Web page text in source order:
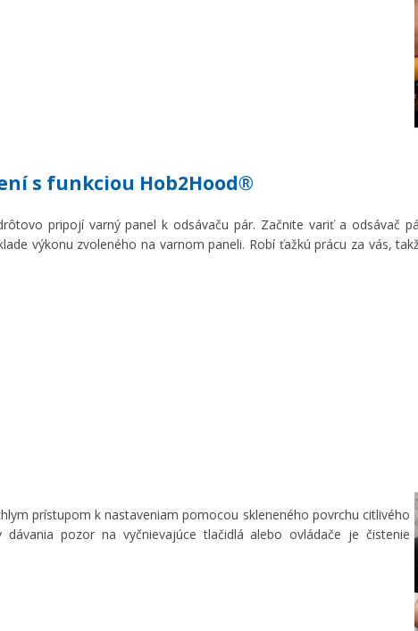
s funkciou Hob2Hood®
pripojí varný panel k odsávaču pár. Začnite variť a odsávač
výkonu zvoleného na varnom paneli. Robí ťažkú prácu za vás,
prístupom k nastaveniam pomocou skleneného povrchu citlivého
pozor na vyčnievajúce tlačidlá alebo ovládače je čistenie